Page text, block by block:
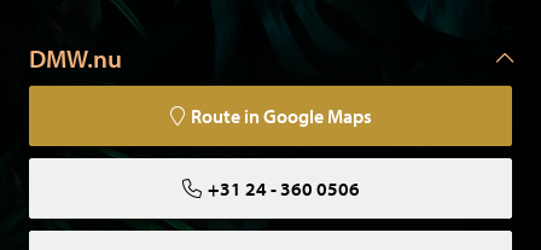
DMW.nu
Route in Google Maps
+31 24 - 360 0506